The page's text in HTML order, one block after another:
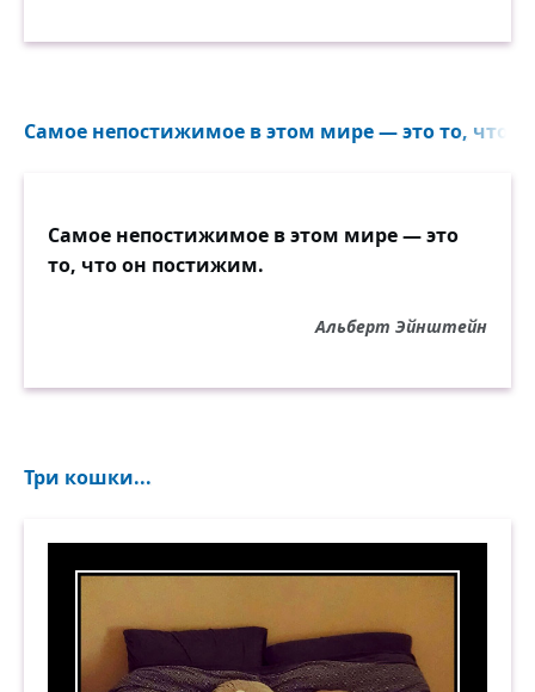
Самое непостижимое в этом мире — это то, что
Самое непостижимое в этом мире — это
то, что он постижим.
Альберт Эйнштейн
Три кошки...